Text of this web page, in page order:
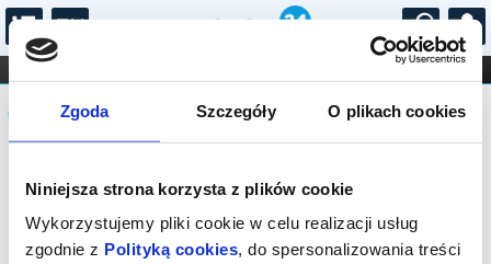
Zgoda Szczegóły O plikach cookies
Niniejsza strona korzysta z plików cookie
Wykorzystujemy pliki cookie w celu realizacji usług
zgodnie z Polityką cookies, do spersonalizowania treści
...
FILHARMONIA OPERA I BALET
STAND-UP
DLA DZIECI
Komunikat
Sprzedaż biletów on-line na wydarzenie
została zakończona.